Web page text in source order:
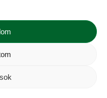
százalék az előző